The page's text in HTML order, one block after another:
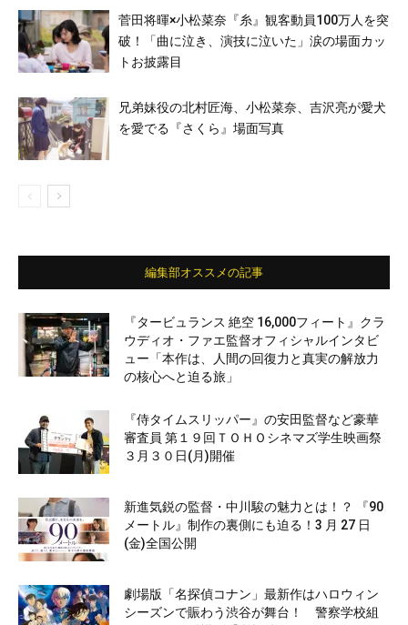
菅田将暉×小松菜奈『糸』観客動員100万人を突
破！「曲に泣き、演技に泣いた」涙の場面カッ
トお披露目
兄弟妹役の北村匠海、小松菜奈、吉沢亮が愛犬
を愛でる『さくら』場面写真
編集部オススメの記事
『タービュランス 絶空 16,000フィート』クラ
ウディオ・ファエ監督オフィシャルインタビ
ュー「本作は、人間の回復力と真実の解放力
の核心へと迫る旅」
『侍タイムスリッパー』の安田監督など豪華
審査員 第１９回ＴＯＨＯシネマズ学生映画祭
３月３０日(月)開催
新進気鋭の監督・中川駿の魅力とは！？ 『90
メートル』制作の裏側にも迫る！3 月 27 日
(金)全国公開
劇場版「名探偵コナン」最新作はハロウィン
シーズンで賑わう渋谷が舞台！ 警察学校組